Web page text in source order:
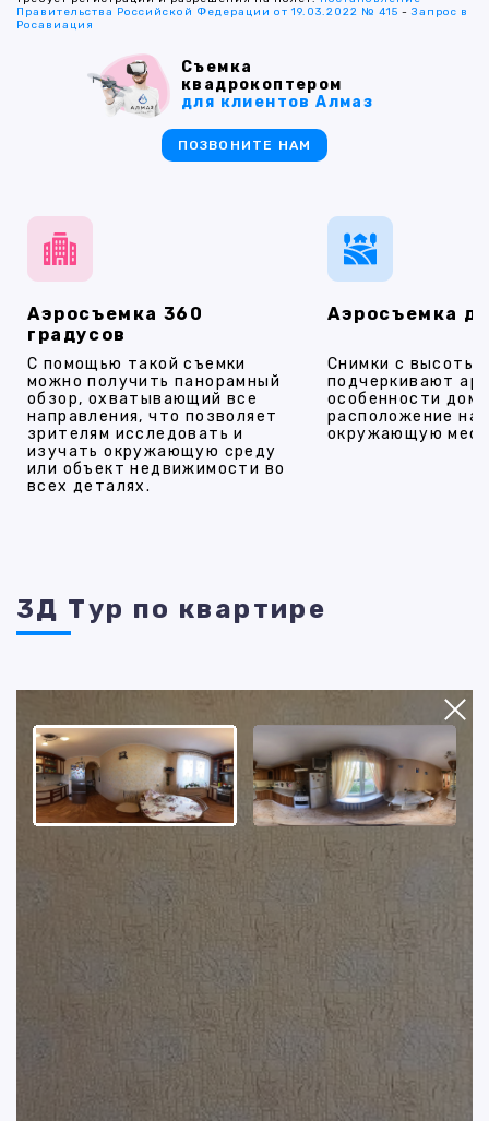
Аэросъемка 360
градусов
С помощью такой съемки
можно получить панорамный
обзор, охватывающий все
направления, что позволяет
зрителям исследовать и
изучать окружающую среду
или объект недвижимости во
всех деталях.
Аэросъемка
Снимки с высоты
подчеркивают
особенности
расположение на
окружающую
Правительства Российской Федерации от 19.03.2022 № 415 -Запрос в
Росавиация
Съемка
квадрокоптером
для клиентов Алмаз
ПОЗВОНИТЕ НАМ
3Д Тур по квартире